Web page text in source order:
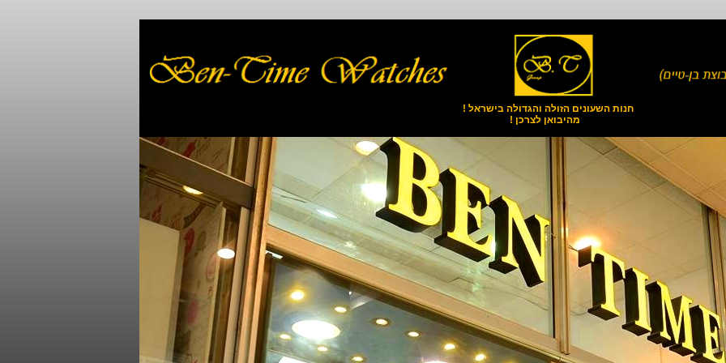
חנות השעונים הזולה והגדולה בישראל !
מהיבואן לצרכן !